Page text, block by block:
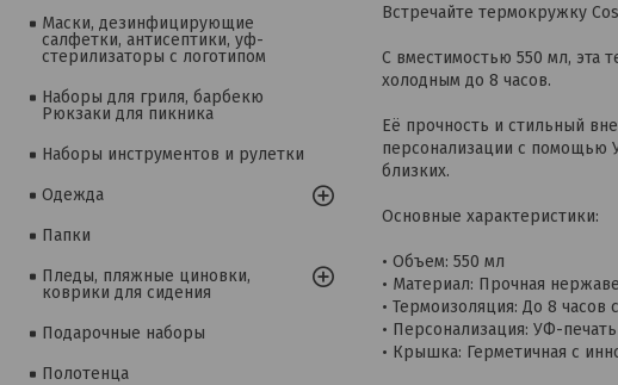
Встречайте термокружку
С вместимостью 550 мл, эта
холодным до 8 часов.
Её прочность и стильный
персонализации с помощью
близких.
Основные характеристики:
• Объем: 550 мл
• Материал: Прочная
• Термоизоляция: До 8 часов
• Персонализация: УФ-
• Крышка: Герметичная с
Маски, дезинфицирующие
салфетки, антисептики, уф-
стерилизаторы с логотипом
Наборы для гриля, барбекю
Рюкзаки для пикника
Наборы инструментов и рулетки
Одежда
Папки
Пледы, пляжные циновки,
коврики для сидения
Подарочные наборы
Полотенца